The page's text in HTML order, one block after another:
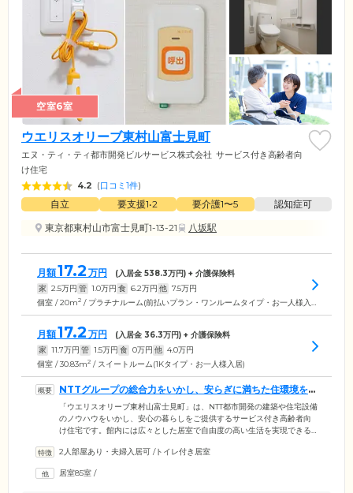
空室6室
ウエリスオリーブ東村山富士見町
エヌ・ティ・ティ都市開発ビルサービス株式会社 サービス付き高齢者向
け住宅
4.2 (口コミ1件)
自立 要支援1•2 要介護1〜5
認知症可
東京都東村山市富士見町1-13-21
八坂駅
月額17.2 万円 (入居金 538.3万円) + 介護保険料
家 2.5万円 管 1.0万円 食 6.2万円 他 7.5万円
個室 / 20m2 / プラチナルーム(前払いプラン・ワンルームタイプ・お一人様入居85~89歳の方)
月額17.2 万円 (入居金 36.3万円) + 介護保険料
家 11.7万円 管 1.5万円 食 0万円 他 4.0万円
個室 / 30.83m2 / スイートルーム(1Kタイプ・お一人様入居)
NTTグループの総合力をいかし、安らぎに満ちた住環境をご
用意しました
「ウエリスオリーブ東村山富士見町」は、NTT都市開発の建築や住宅設備
のノウハウをいかし、安心の暮らしをご提供するサービス付き高齢者向
け住宅です。館内には広々とした居室で自由度の高い生活を実現できる
ム」をご用意。ご入居後に介護が必要になった場合も安心の環境を整え
ンジ、カラオケも楽しめるシアタールーム、日当たりのよいテラスなど
2人部屋あり・夫婦入居可 /トイレ付き居室
居室85室 /